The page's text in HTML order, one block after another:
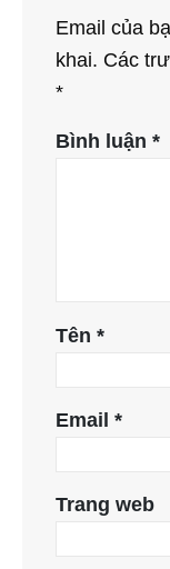
Email của
khai. Các
*
Bình luận *
Tên *
Email *
Trang web